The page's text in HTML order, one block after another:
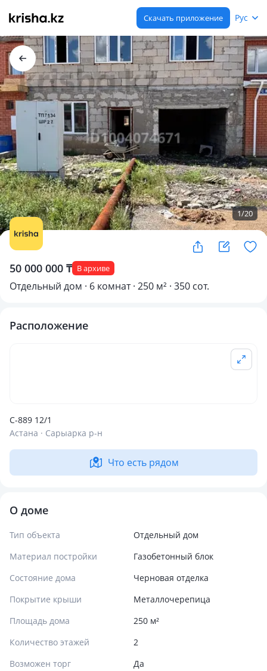
Скачать приложение Рус
1/20
50 000 000 ₸ В архиве
Отдельный дом · 6 комнат · 250 м² · 350 сот.
Расположение
С-889 12/1
Астана · Сарыарка р-н
Что есть рядом
О доме
Тип объекта
Отдельный дом
Материал постройки
Газобетонный блок
Состояние дома
Черновая отделка
Покрытие крыши
Металлочерепица
Площадь дома
250 м²
Количество этажей
2
Возможен торг
Да